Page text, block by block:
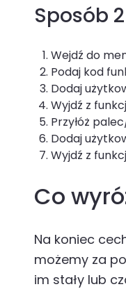
Sposób 2
Wejdź do
Podaj kod
Dodaj
Wyjdź z
Przyłóż
Dodaj
Wyjdź z
Co
Na koniec
możemy za
im stały lub